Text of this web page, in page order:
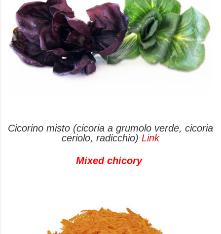
Cicorino misto (cicoria a grumolo verde, cicoria
ceriolo, radicchio) Link
Mixed chicory